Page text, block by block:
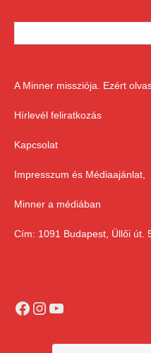
A Minner missziója. Ezért
Hírlevél feliratkozás
Kapcsolat
Impresszum és Médiaajánlat,
Minner a médiában
Cím: 1091 Budapest, Üllői út.
Facebook
Instagram
YouTube